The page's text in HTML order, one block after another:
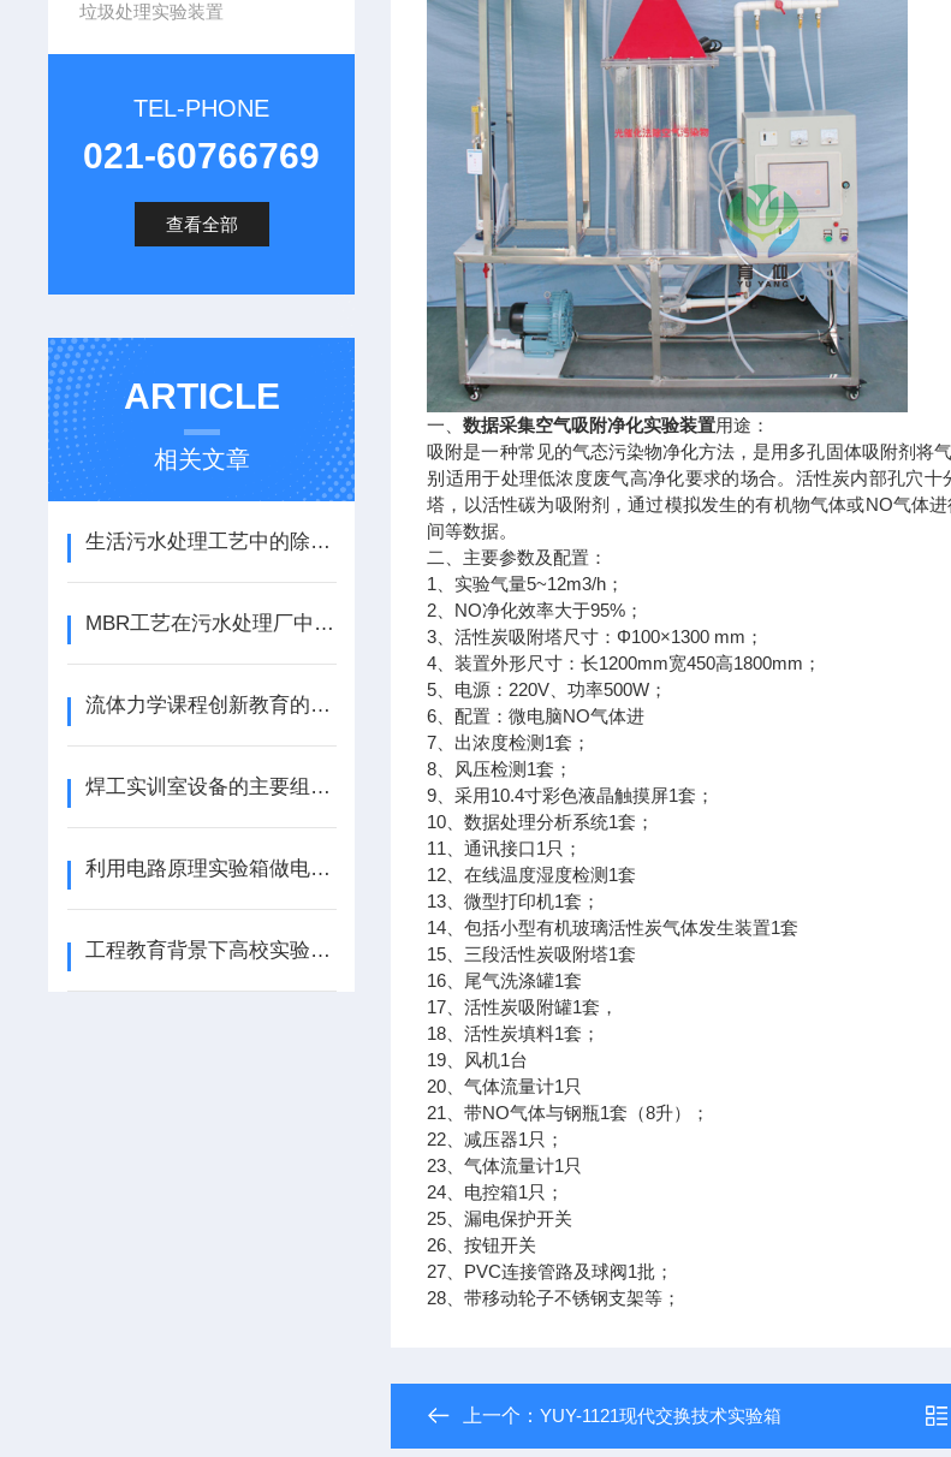
垃圾处理实验装置
TEL-PHONE
021-60766769
查看全部
ARTICLE
相关文章
生活污水处理工艺中的除磷设计
MBR工艺在污水处理厂中的应用
流体力学课程创新教育的改革与探索
焊工实训室设备的主要组成部分
利用电路原理实验箱做电压源与电流源的等效变换实验
工程教育背景下高校实验与实训系统保障条件建
一、数据采集空气吸附净化实验装置用途：
吸附是一种常见的气态污染物净化方法，是用多孔固体吸附剂将
别适用于处理低浓度废气高净化要求的场合。活性炭内部孔穴
塔，以活性碳为吸附剂，通过模拟发生的有机物气体或NO气体
间等数据。
二、主要参数及配置：
1、实验气量5~12m3/h；
2、NO净化效率大于95%；
3、活性炭吸附塔尺寸：Φ100×1300 mm；
4、装置外形尺寸：长1200mm宽450高1800mm；
5、电源：220V、功率500W；
6、配置：微电脑NO气体进
7、出浓度检测1套；
8、风压检测1套；
9、采用10.4寸彩色液晶触摸屏1套；
10、数据处理分析系统1套；
11、通讯接口1只；
12、在线温度湿度检测1套
13、微型打印机1套；
14、包括小型有机玻璃活性炭气体发生装置1套
15、三段活性炭吸附塔1套
16、尾气洗涤罐1套
17、活性炭吸附罐1套，
18、活性炭填料1套；
19、风机1台
20、气体流量计1只
21、带NO气体与钢瓶1套（8升）；
22、减压器1只；
23、气体流量计1只
24、电控箱1只；
25、漏电保护开关
26、按钮开关
27、PVC连接管路及球阀1批；
28、带移动轮子不锈钢支架等；
上一个：YUY-1121现代交换技术实验箱